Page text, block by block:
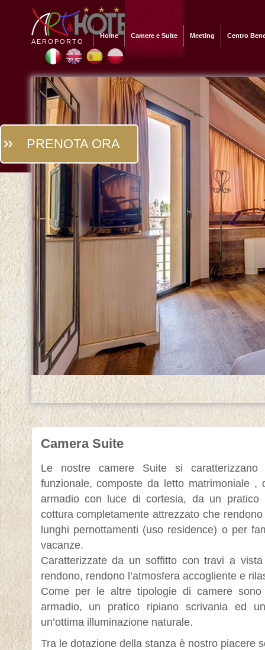
PRENOTA ORA
AEROPORTO
Home Camere e Suite Meeting Centro
Camera Suite
Le nostre camere Suite si caratterizzano
funzionale, composte da letto matrimoniale
armadio con luce di cortesia, da un pratico
cottura completamente attrezzato che
lunghi pernottamenti (uso residence) o per
vacanze.
Caratterizzate da un soffitto con travi a
rendono, rendono l’atmosfera accogliente e
Come per le altre tipologie di camere
armadio, un pratico ripiano scrivania ed
un’ottima illuminazione naturale.
Tra le dotazione della stanza è nostro piacere